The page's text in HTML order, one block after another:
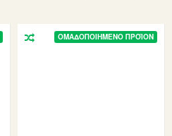
ΟΜΑΔΟΠΟΙΗΜΈΝΟ ΠΡΟΪΌΝ